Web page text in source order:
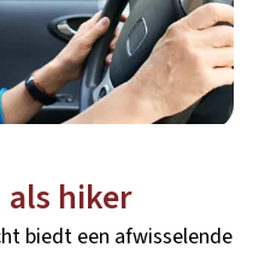
als hiker
biedt een afwisselende